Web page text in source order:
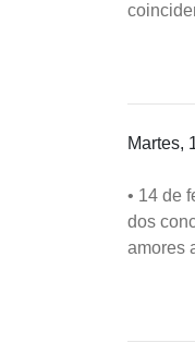
Martes,
• 14 de
dos
amores